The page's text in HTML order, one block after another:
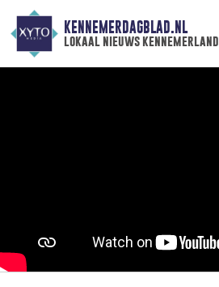
KENNEMERDAGBLAD.NL
lokaal nieuws kennemerland